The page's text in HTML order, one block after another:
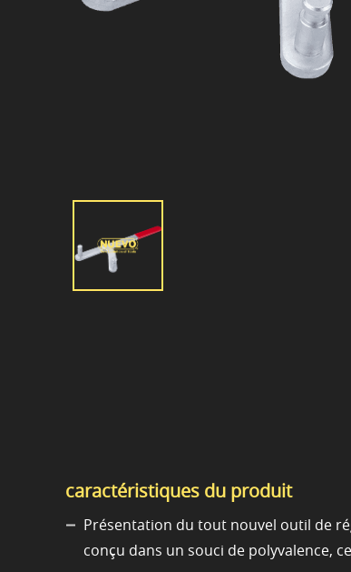
caractéristiques du produit
Présentation du tout nouvel outil de
conçu dans un souci de polyvalence,